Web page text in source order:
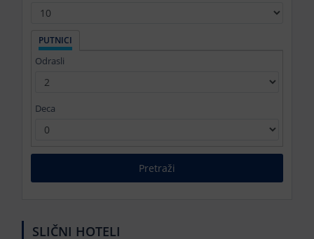
PUTNICI
Odrasli
Deca
Pretraži
SLIČNI HOTELI